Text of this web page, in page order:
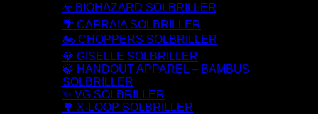
☣️ BIOHAZARD SOLBRILLER
🌴 CAPRAIA SOLBRILLER
🏍️ CHOPPERS SOLBRILLER
💎 GISELLE SOLBRILLER
🍃 HANDOUT APPAREL – BAMBUS
SOLBRILLER
✨ VG SOLBRILLER
🌳 X-LOOP SOLBRILLER